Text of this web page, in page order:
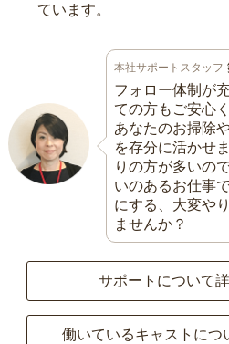
ています。
本社サポートスタッフ
フォロー体制が
ての方もご安心
あなたのお掃除
を存分に活かせ
りの方が多いの
いのあるお仕事
にする、大変や
ませんか？
サポートについて
働いているキャストにつ